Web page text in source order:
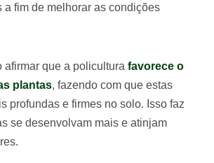
a fim de melhorar as condições
afirmar que a policultura favorece o
plantas, fazendo com que estas
profundas e firmes no solo. Isso faz
se desenvolvam mais e atinjam